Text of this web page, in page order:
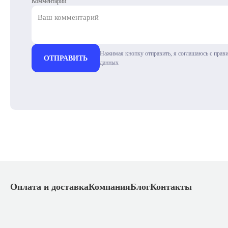
ОТПРАВИТЬ
Нажимая кнопку отправить, я соглашаюсь с
данных
Оплата и доставкаКомпанияБлогКонтакты